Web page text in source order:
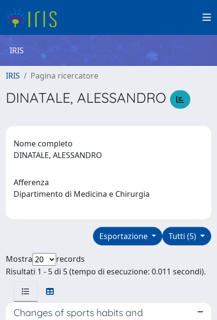
IRIS
IRIS Pagina ricercatore
DINATALE, ALESSANDRO
Nome completo
DINATALE, ALESSANDRO
Afferenza
Dipartimento di Medicina e Chirurgia
Tutti (5)
Esportazione
Mostra
records
Risultati 1 - 5 di 5 (tempo di esecuzione: 0.011 secondi).
Changes of sports habits and